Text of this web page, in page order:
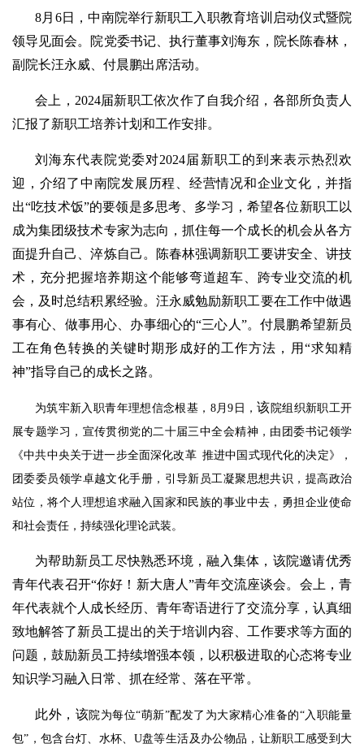
8月6日，中南院举行新职工入职教育培训启动仪式暨院
领导见面会。院党委书记、执行董事刘海东，院长陈春林，
副院长汪永威、付晨鹏出席活动。
会上，2024届新职工依次作了自我介绍，各部所负责人
汇报了新职工培养计划和工作安排。
刘海东代表院党委对2024届新职工的到来表示热烈欢
迎，介绍了中南院发展历程、经营情况和企业文化，并指
出“吃技术饭”的要领是多思考、多学习，希望各位新职工以
成为集团级技术专家为志向，抓住每一个成长的机会从各方
面提升自己、淬炼自己。陈春林强调新职工要讲安全、讲技
术，充分把握培养期这个能够弯道超车、跨专业交流的机
会，及时总结积累经验。汪永威勉励新职工要在工作中做遇
事有心、做事用心、办事细心的“三心人”。付晨鹏希望新员
工在角色转换的关键时期形成好的工作方法，用“求知精
神”指导自己的成长之路。
为筑牢新入职青年理想信念根基，8月9日，该 院组织新职工开
展专题学习，宣传贯彻党的二十届三中全会精神，由团委书记领学
《中共中央关于进一步全面深化改革 推进中国式现代化的决定》，
团委委员领学卓越文化手册，引导新员工凝聚思想共识，提高政治
站位，将个人理想追求融入国家和民族的事业中去，勇担企业使命
和社会责任，持续强化理论武装。
为帮助新员工尽快熟悉环境，融入集体，该院邀请优秀
青年代表召开“你好！新大唐人”青年交流座谈会。会上，青
年代表就个人成长经历、青年寄语进行了交流分享，认真细
致地解答了新员工提出的关于培训内容、工作要求等方面的
问题，鼓励新员工持续增强本领，以积极进取的心态将专业
知识学习融入日常、抓在经常、落在平常。
此外，该院为每位“萌新”配发了为大家精心准备的“入职能量
包”，包含台灯、水杯、U盘等生活及办公物品，让新职工感受到大